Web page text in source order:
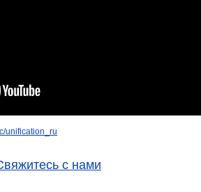
unification_ru
с нами